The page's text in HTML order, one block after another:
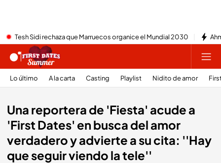
Tesh Sidi rechaza que Marruecos organice el Mundial 2030
Lo último A la carta Casting Playlist Nidito de amor
Una reportera de 'Fiesta' acude a
'First Dates' en busca del amor
verdadero y advierte a su cita: ''Hay
que seguir viendo la tele''